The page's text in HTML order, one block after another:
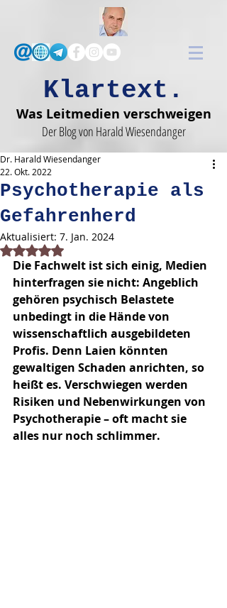
Klartext.
Was Leitmedien verschweigen
Der Blog von Harald Wiesendanger
Psychotherapie als
Gefahrenherd
Dr. Harald Wiesendanger
22. Okt. 2022
Aktualisiert: 7. Jan. 2024
Mit NaN von 5 Sternen bewertet.
Die Fachwelt ist sich einig, Medien
hinterfragen sie nicht: Angeblich
gehören psychisch Belastete
unbedingt in die Hände von
wissenschaftlich ausgebildeten
Profis. Denn Laien könnten
gewaltigen Schaden anrichten, so
heißt es. Verschwiegen werden
Risiken und Nebenwirkungen von
Psychotherapie – oft macht sie
alles nur noch schlimmer.